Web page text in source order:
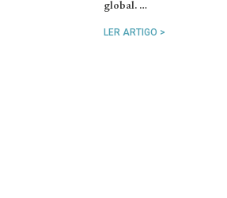
global. …
LER ARTIGO >